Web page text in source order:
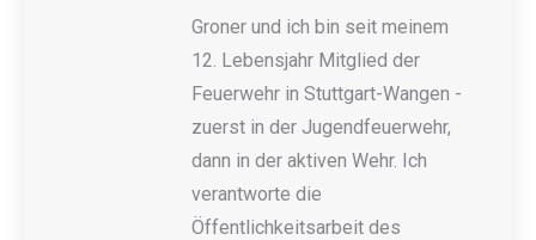
Groner und ich bin seit meinem
12. Lebensjahr Mitglied der
Feuerwehr in Stuttgart-Wangen -
zuerst in der Jugendfeuerwehr,
dann in der aktiven Wehr. Ich
verantworte die
Öffentlichkeitsarbeit des